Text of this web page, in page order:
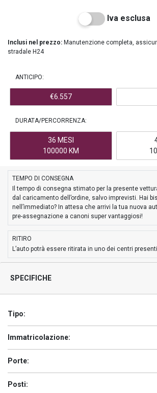
Iva esclusa
Inclusi nel prezzo: Manutenzione completa,
stradale H24
ANTICIPO:
€6.557
DURATA/PERCORRENZA:
36 MESI
100000 KM
TEMPO DI CONSEGNA
Il tempo di consegna stimato per la presente
dal caricamento dell’ordine, salvo imprevisti. Hai
nell’immediato? In attesa che arrivi la tua nuova
pre-assegnazione a canoni super vantaggiosi!
RITIRO
L’auto potrà essere ritirata in uno dei centri
SPECIFICHE
Tipo:
Immatricolazione:
Porte:
Posti: